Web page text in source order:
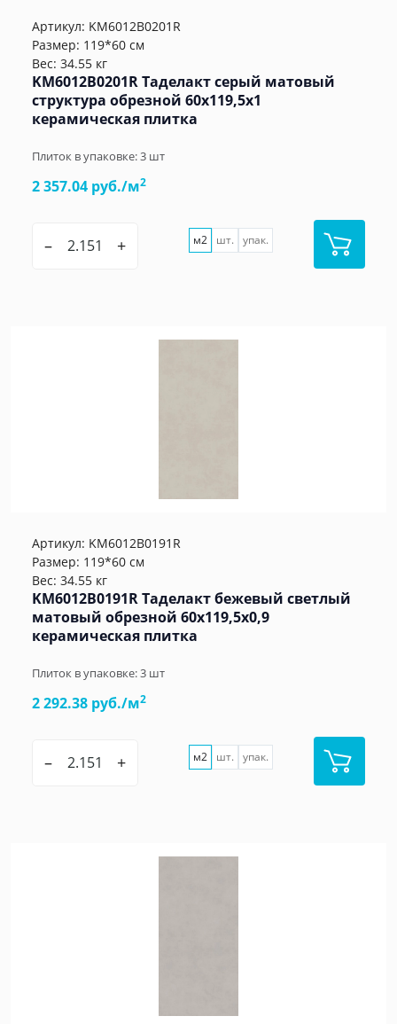
Артикул: KM6012B0201R
Размер: 119*60 см
Вес: 34.55 кг
KM6012B0201R Таделакт серый матовый
структура обрезной 60x119,5x1
керамическая плитка
Плиток в упаковке:3 шт
2 357.04 руб./м2
– + м2 шт. упак.
Артикул: KM6012B0191R
Размер: 119*60 см
Вес: 34.55 кг
KM6012B0191R Таделакт бежевый светлый
матовый обрезной 60x119,5x0,9
керамическая плитка
Плиток в упаковке:3 шт
2 292.38 руб./м2
– + м2 шт. упак.